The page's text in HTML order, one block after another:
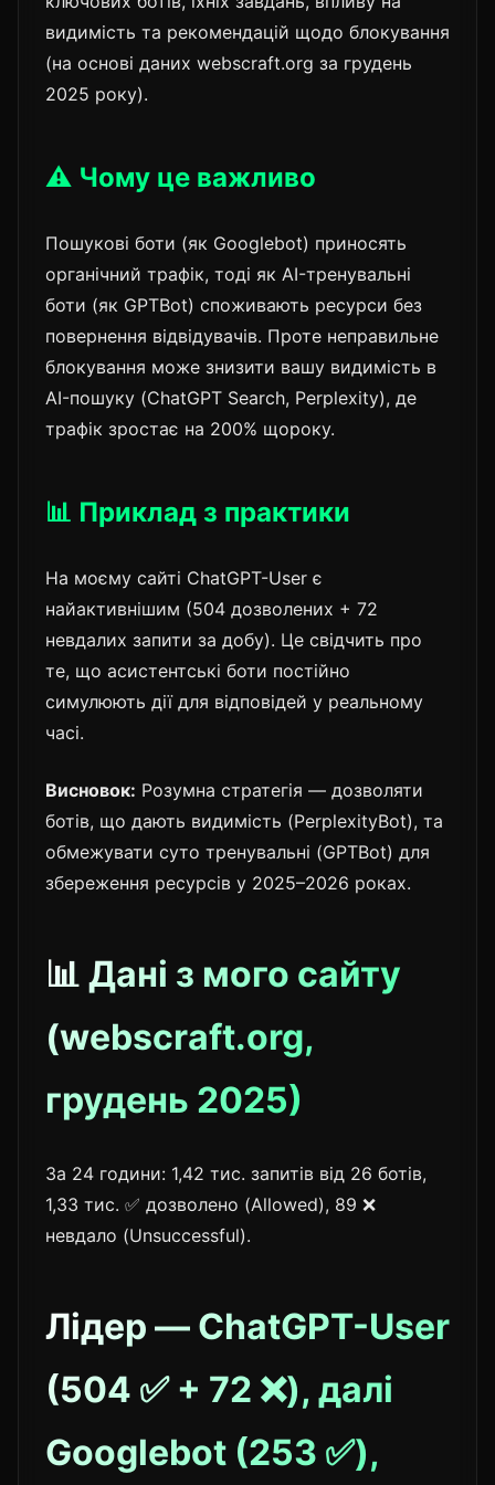
видимість та рекомендацій щодо блокування
(на основі даних webscraft.org за грудень
2025 року).
⚠️ Чому це важливо
Пошукові боти (як Googlebot) приносять
органічний трафік, тоді як AI-тренувальні
боти (як GPTBot) споживають ресурси без
повернення відвідувачів. Проте неправильне
блокування може знизити вашу видимість в
AI-пошуку (ChatGPT Search, Perplexity), де
трафік зростає на 200% щороку.
📊 Приклад з практики
На моєму сайті ChatGPT-User є
найактивнішим (504 дозволених + 72
невдалих запити за добу). Це свідчить про
те, що асистентські боти постійно
симулюють дії для відповідей у реальному
часі.
Висновок: Розумна стратегія — дозволяти
ботів, що дають видимість (PerplexityBot), та
обмежувати суто тренувальні (GPTBot) для
збереження ресурсів у 2025–2026 роках.
📊 Дані з мого сайту
(webscraft.org,
грудень 2025)
За 24 години: 1,42 тис. запитів від 26 ботів,
1,33 тис. ✅ дозволено (Allowed), 89 ❌
невдало (Unsuccessful).
Лідер — ChatGPT-User
(504 ✅ + 72 ❌), далі
Googlebot (253 ✅),